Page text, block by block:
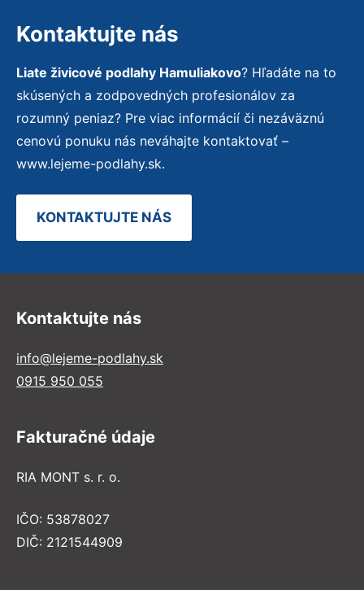
Kontaktujte nás
Liate živicové podlahy Hamuliakovo? Hľadáte na to
skúsených a zodpovedných profesionálov za
rozumný peniaz? Pre viac informácií či nezáväznú
cenovú ponuku nás neváhajte kontaktovať –
www.lejeme-podlahy.sk.
KONTAKTUJTE NÁS
Kontaktujte nás
info@lejeme-podlahy.sk
0915 950 055
Fakturačné údaje
RIA MONT s. r. o.
IČO: 53878027
DIČ: 2121544909